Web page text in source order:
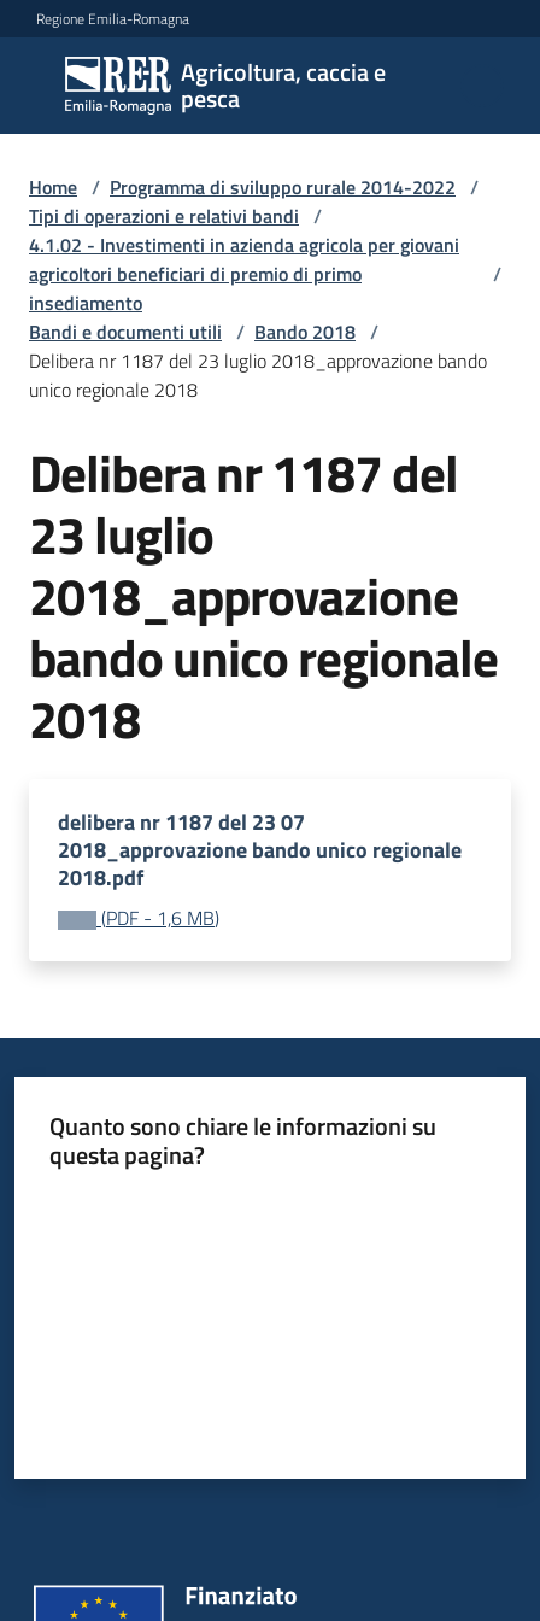
Vai al contenuto
Vai alla navigazione
Vai al footer
Regione Emilia-Romagna
Agricoltura, caccia e
pesca
Agricoltura,
caccia e
pesca
Argomenti
Novità
atti
bandi
Menu selezionato
programmi
progetti
Agricoltura
su
Home / Programma di sviluppo rurale 2014-2022 /
Tipi di operazioni e relativi bandi /
4.1.02 - Investimenti in azienda agricola per giovani
agricoltori beneficiari di premio di primo
insediamento
/
Bandi e documenti utili / Bando 2018 /
Delibera nr 1187 del 23 luglio 2018_approvazione bando
unico regionale 2018
Delibera nr 1187 del
23 luglio
2018_approvazione
bando unico regionale
2018
delibera nr 1187 del 23 07
2018_approvazione bando unico regionale
2018.pdf
(PDF - 1,6 MB)
Quanto sono chiare le informazioni su
questa pagina?